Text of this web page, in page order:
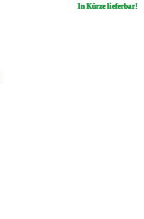
In Kürze lieferbar!
In Kürze lieferbar!
In Kürze lieferbar!
In Kürze lieferbar!